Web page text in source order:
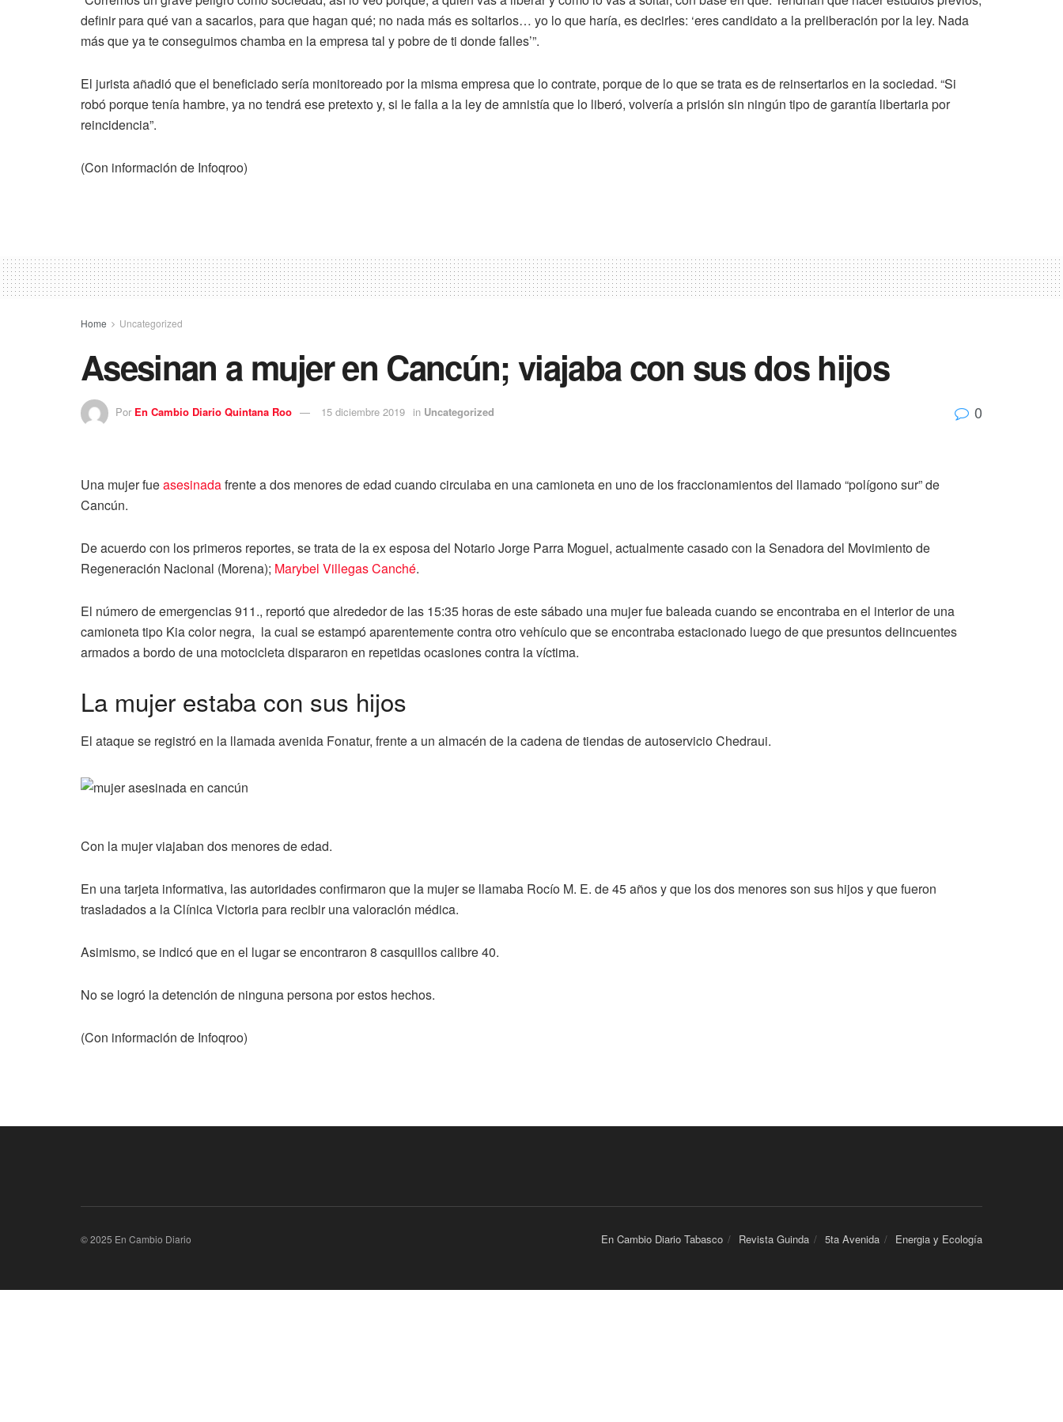
definir para qué van a sacarlos, para que hagan qué; no nada más es soltarlos… yo lo que haría, es decirles: ‘eres candidato a la preliberación por la ley. Nada
más que ya te conseguimos chamba en la empresa tal y pobre de ti donde falles’”.
El jurista añadió que el beneficiado sería monitoreado por la misma empresa que lo contrate, porque de lo que se trata es de reinsertarlos en la sociedad. “Si
robó porque tenía hambre, ya no tendrá ese pretexto y, si le falla a la ley de amnistía que lo liberó, volvería a prisión sin ningún tipo de garantía libertaria por
reincidencia”.
(Con información de Infoqroo)
Home Uncategorized
Asesinan a mujer en Cancún; viajaba con sus dos hijos
Por En Cambio Diario Quintana Roo 15 diciembre 2019 in Uncategorized 0
Una mujer fueasesinadafrente a dos menores de edad cuando circulaba en una camioneta en uno de los fraccionamientos del llamado “polígono sur” de
Cancún.
De acuerdo con los primeros reportes, se trata de la ex esposa del Notario Jorge Parra Moguel, actualmente casado con la Senadora del Movimiento de
Regeneración Nacional (Morena); Marybel Villegas Canché.
El número de emergencias 911., reportó que alrededor de las 15:35 horas de este sábado una mujer fue baleada cuando se encontraba en el interior de una
camioneta tipo Kia color negra, la cual se estampó aparentemente contra otro vehículo que se encontraba estacionado luego de que presuntos delincuentes
armados a bordo de una motocicleta dispararon en repetidas ocasiones contra la víctima.
La mujer estaba con sus hijos
El ataque se registró en la llamada avenida Fonatur, frente a un almacén de la cadena de tiendas de autoservicio Chedraui.
Con la mujer viajaban dos menores de edad.
En una tarjeta informativa, las autoridades confirmaron que la mujer se llamaba Rocío M. E. de 45 años y que los dos menores son sus hijos y que fueron
trasladados a la Clínica Victoria para recibir una valoración médica.
Asimismo, se indicó que en el lugar se encontraron 8 casquillos calibre 40.
No se logró la detención de ninguna persona por estos hechos.
(Con información de Infoqroo)
En Cambio Diario Tabasco Revista Guinda 5ta Avenida Energia y Ecología
© 2025 En Cambio Diario